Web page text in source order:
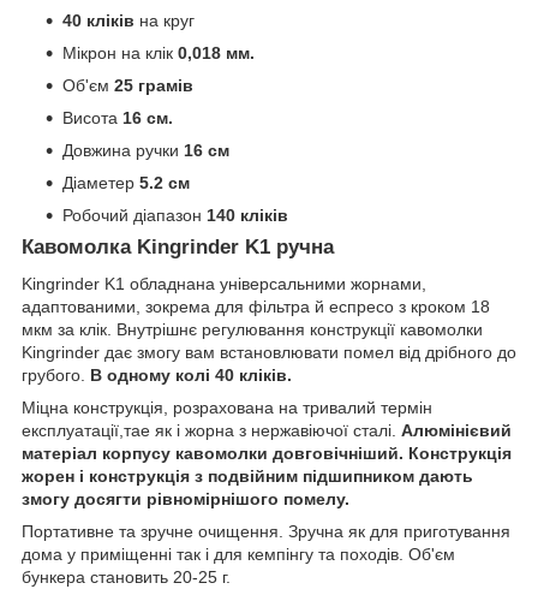
40 кліків на круг
Мікрон на клік 0,018 мм.
Об'єм 25 грамів
Висота 16 см.
Довжина ручки 16 см
Діаметер 5.2 см
Робочий діапазон 140 кліків
Кавомолка Kingrinder K1 ручна
Kingrinder K1 обладнана універсальними жорнами,
адаптованими, зокрема для фільтра й еспресо з кроком 18
мкм за клік. Внутрішнє регулювання конструкції кавомолки
Kingrinder дає змогу вам встановлювати помел від дрібного до
грубого. В одному колі 40 кліків.
Міцна конструкція, розрахована на тривалий термін
експлуатації,тае як і жорна з нержавіючої сталі. Алюмінієвий
матеріал корпусу кавомолки довговічніший. Конструкція
жорен і конструкція з подвійним підшипником дають
змогу досягти рівномірнішого помелу.
Портативне та зручне очищення. Зручна як для приготування
дома у приміщенні так і для кемпінгу та походів. Об'єм
бункера становить 20-25 г.